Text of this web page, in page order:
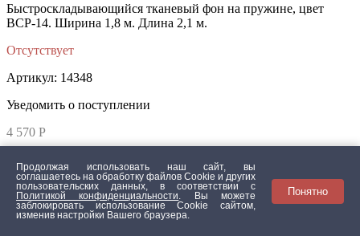
Быстроскладывающийся тканевый фон на пружине, цвет
BCP-14. Ширина 1,8 м. Длина 2,1 м.
Отсутствует
Артикул: 14348
Уведомить о поступлении
4 570 Р
Товар добавлен в корзину
Подпишись на рассылку и получи скидку 5%
Продолжая использовать наш сайт, вы
соглашаетесь на обработку файлов Сookie и других
пользовательских данных, в соответствии с
Политикой конфиденциальности
. Вы можете
заблокировать использование Cookie сайтом,
изменив настройки Вашего браузера.
Понятно